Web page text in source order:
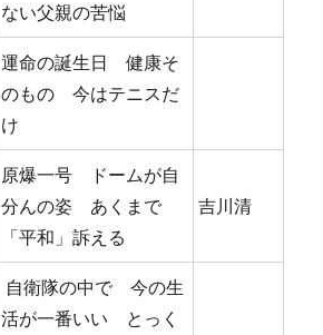
ない父親の苦悩
運命の誕生日 健康そ
のもの 今はテニスだ
け
原爆一号 ドームが自
分んの姿 あくまで
「平和」訴える
吉川清
自衛隊の中で 今の生
活が一番いい とっく